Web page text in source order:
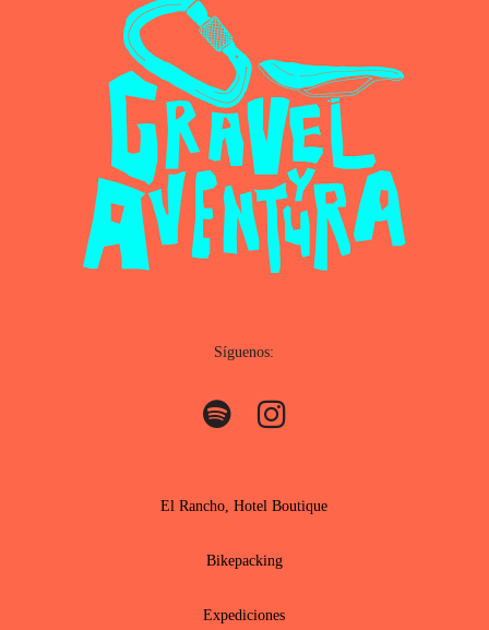
Síguenos:
El Rancho, Hotel Boutique
Bikepacking
Expediciones